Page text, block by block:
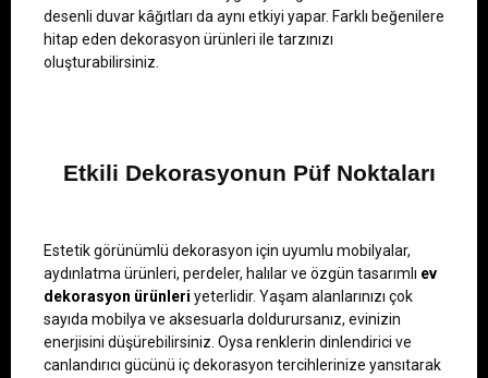
desenli duvar kâğıtları da aynı etkiyi yapar. Farklı beğenilere
hitap eden dekorasyon ürünleri ile tarzınızı
oluşturabilirsiniz.
Etkili Dekorasyonun Püf Noktaları
Estetik görünümlü dekorasyon için uyumlu mobilyalar,
aydınlatma ürünleri, perdeler, halılar ve özgün tasarımlı ev
dekorasyon ürünleri yeterlidir. Yaşam alanlarınızı çok
sayıda mobilya ve aksesuarla doldurursanız, evinizin
enerjisini düşürebilirsiniz. Oysa renklerin dinlendirici ve
canlandırıcı gücünü iç dekorasyon tercihlerinize yansıtarak